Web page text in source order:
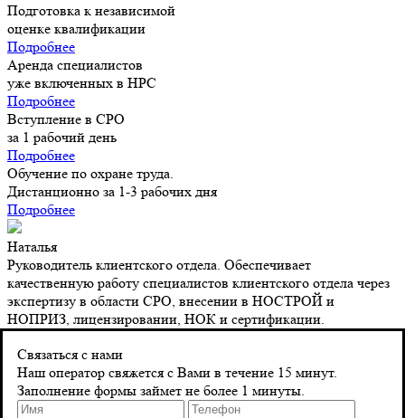
Подготовка к независимой
оценке квалификации
Подробнее
Аренда специалистов
уже включенных в НРС
Подробнее
Вступление в СРО
за 1 рабочий день
Подробнее
Обучение по охране труда.
Дистанционно за 1-3 рабочих дня
Подробнее
Наталья
Руководитель клиентского отдела. Обеспечивает
качественную работу специалистов клиентского отдела через
экспертизу в области СРО, внесении в НОСТРОЙ и
НОПРИЗ, лицензировании, НОК и сертификации.
Связаться с нами
Наш оператор свяжется с Вами в течение 15 минут.
Заполнение формы займет не более 1 минуты.
Контакты
Адрес